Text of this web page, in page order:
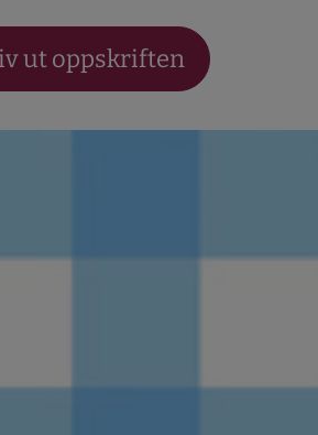
ut oppskriften